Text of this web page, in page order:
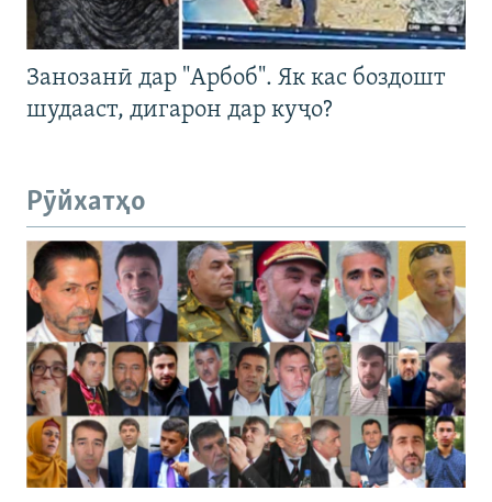
Занозанӣ дар "Арбоб". Як кас боздошт
шудааст, дигарон дар куҷо?
Рӯйхатҳо